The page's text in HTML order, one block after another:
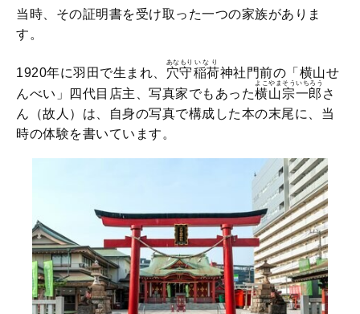
当時、その証明書を受け取った一つの家族がありま
す。
1920年に羽田で生まれ、 穴守
あなもり
稲荷
いなり
神社門前の「横山せ
んべい」四代目店主、写真家でもあった横山
よこやま
宗一郎
そういちろう
さ
ん（故人）は、自身の写真で構成した本の末尾に、当
時の体験を書いています。